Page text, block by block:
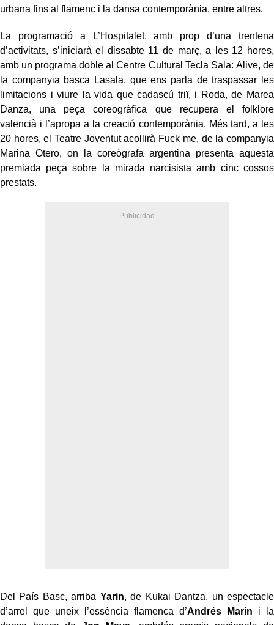
urbana fins al flamenc i la dansa contemporània, entre altres.
La programació a L’Hospitalet, amb prop d’una trentena
d’activitats, s’iniciarà el dissabte 11 de març, a les 12 hores,
amb un programa doble al Centre Cultural Tecla Sala: Alive, de
la companyia basca Lasala, que ens parla de traspassar les
limitacions i viure la vida que cadascú triï, i Roda, de Marea
Danza, una peça coreogràfica que recupera el folklore
valencià i l’apropa a la creació contemporània. Més tard, a les
20 hores, el Teatre Joventut acollirà Fuck me, de la companyia
Marina Otero, on la coreògrafa argentina presenta aquesta
premiada peça sobre la mirada narcisista amb cinc cossos
prestats.
Del País Basc, arriba Yarin, de Kukai Dantza, un espectacle
d’arrel que uneix l’essència flamenca d’Andrés Marín i la